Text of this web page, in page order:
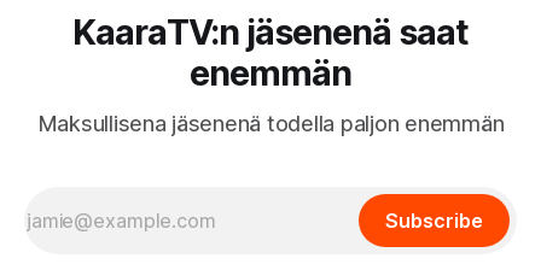
KaaraTV:n jäsenenä saat
enemmän
Maksullisena jäsenenä todella paljon enemmän
Subscribe